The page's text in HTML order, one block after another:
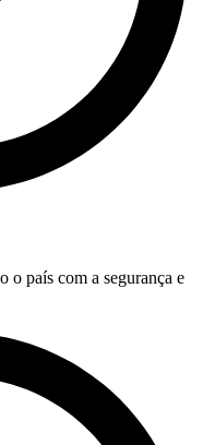
o país com a segurança e